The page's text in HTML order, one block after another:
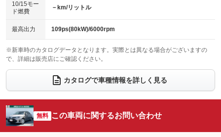
ベンチシート
：装備なし
チップアップシート
：装備なし
電動格納サードシート
：装備なし シートヒーター
：装備なし
ウォークスルー
電動リアゲート フロントカメラ
：装備なし
シートエアコン
：装備なし 全周囲カメラ
：装備なし
サイドカメラ
：装備なし ルーフレール
：装備なし
エアサスペンション ヘッドライトウォッシャー
10/15モー
ド燃費
－km/リットル
最高出力 109ps(80kW)/6000rpm
※新車時のカタログデータとなります。実際とは異なる場合がございますの
で、詳細は販売店にご確認ください。
カタログで車種情報を詳しく見る
無料 この車両に関するお問い合わせ